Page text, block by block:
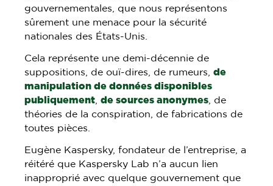
gouvernementales, que nous représentons
sûrement une menace pour la sécurité
nationales des États-Unis.
Cela représente une demi-décennie de
suppositions, de ouï-dires, de rumeurs,de
manipulation de données disponibles
publiquement ,de sources anonymes , de
théories de la conspiration, de fabrications de
toutes pièces.
Eugène Kaspersky, fondateur de l’entreprise, a
réitéré que Kaspersky Lab n’a aucun lien
inapproprié avec quelque gouvernement que